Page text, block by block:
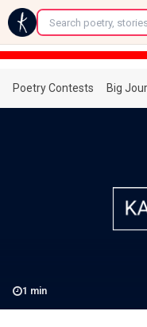
←
Poetry Contests Big
1 min